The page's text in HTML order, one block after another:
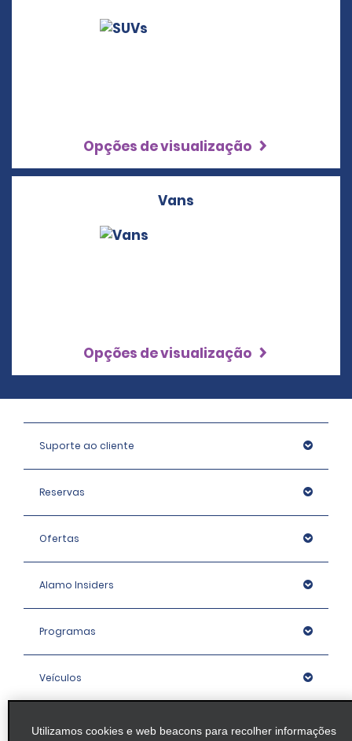
Opções de visualização
Vans
Opções de visualização
Suporte ao cliente
Reservas
Ofertas
Alamo Insiders
Programas
Veículos
Agências
Utilizamos cookies e web beacons para recolher informações